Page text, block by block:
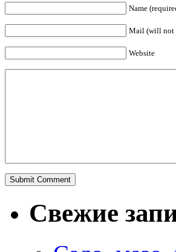
Name
Mail (will not
Website
Свежие